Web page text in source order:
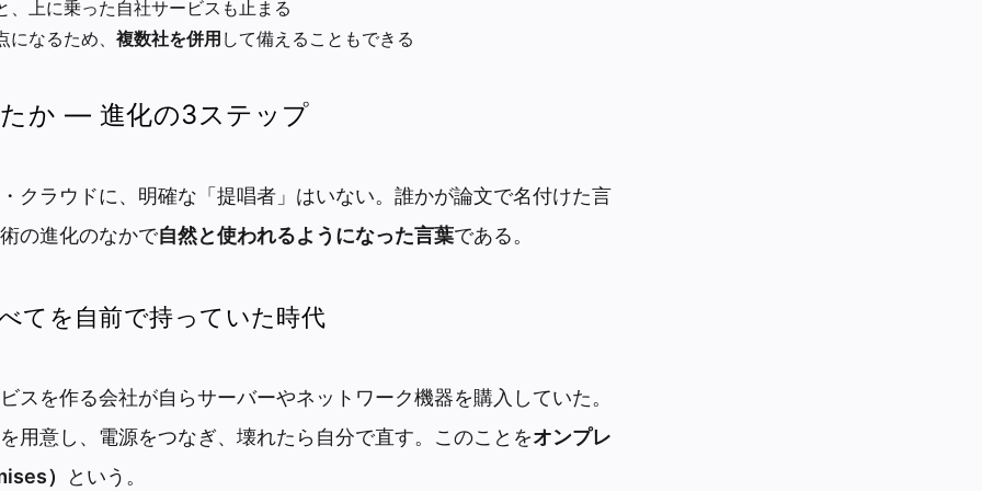
、上に乗った自社サービスも止まる
なるため、 複数社を併用 して備えることもできる
か ― 進化の3ステップ
クラウドに、明確な「提唱者」はいない。誰かが論文で名付けた言
の進化のなかで自然と使われるようになった言葉である。
てを自前で持っていた時代
スを作る会社が自らサーバーやネットワーク機器を購入していた。
用意し、電源をつなぎ、壊れたら自分で直す。このことをオンプレ
）
という。